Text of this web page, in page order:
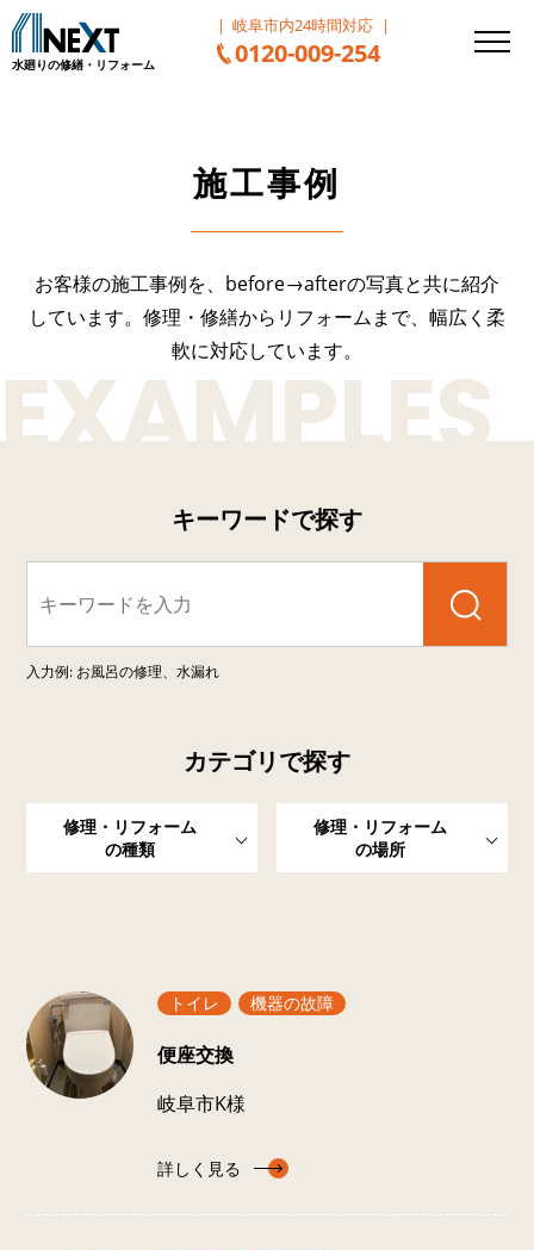
水廻りの修繕・リフォーム
岐阜市内24時間対応
0120-009-254
施工事例
お客様の施工事例を、before→afterの写真と共に紹介
しています。 修理・修繕からリフォームまで、幅広く柔
軟に対応しています。
キーワードで探す
入力例: お風呂の修理、水漏れ
カテゴリで探す
修理・リフォーム
の種類
修理・リフォーム
の場所
トイレ 機器の故障
便座交換
岐阜市K様
詳しく見る